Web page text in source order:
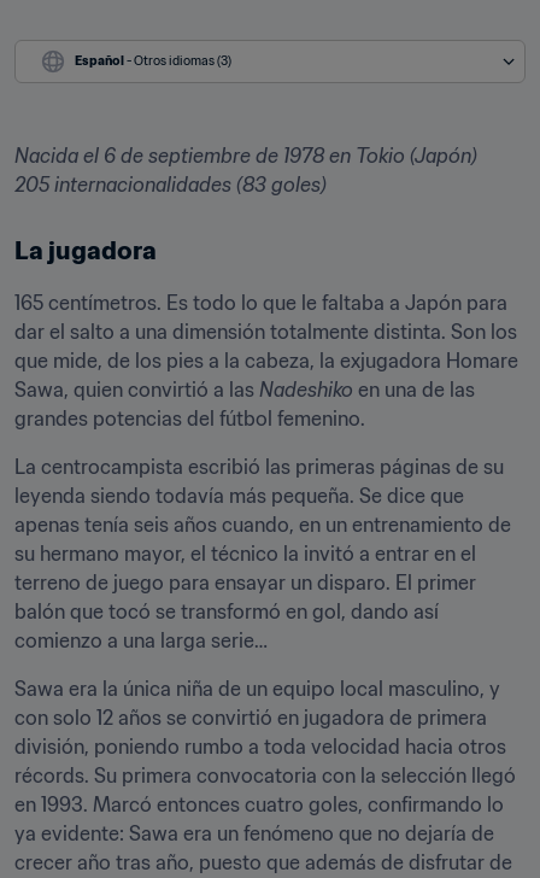
Español - Otros idiomas (3)
Nacida el 6 de septiembre de 1978 en Tokio (Japón)
205 internacionalidades (83 goles)
La jugadora
165 centímetros. Es todo lo que le faltaba a Japón para
dar el salto a una dimensión totalmente distinta. Son los
que mide, de los pies a la cabeza, la exjugadora Homare
Sawa, quien convirtió a las Nadeshiko en una de las
grandes potencias del fútbol femenino.
La centrocampista escribió las primeras páginas de su
leyenda siendo todavía más pequeña. Se dice que
apenas tenía seis años cuando, en un entrenamiento de
su hermano mayor, el técnico la invitó a entrar en el
terreno de juego para ensayar un disparo. El primer
balón que tocó se transformó en gol, dando así
comienzo a una larga serie…
Sawa era la única niña de un equipo local masculino, y
con solo 12 años se convirtió en jugadora de primera
división, poniendo rumbo a toda velocidad hacia otros
récords. Su primera convocatoria con la selección llegó
en 1993. Marcó entonces cuatro goles, confirmando lo
ya evidente: Sawa era un fenómeno que no dejaría de
crecer año tras año, puesto que además de disfrutar de